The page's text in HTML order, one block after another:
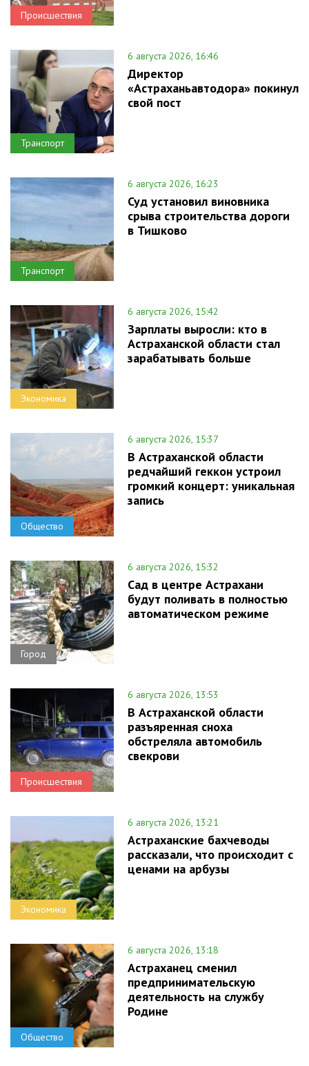
Происшествия
Транспорт
6 августа 2026, 16:46
Директор
«Астраханьавтодора» покинул
свой пост
Транспорт
6 августа 2026, 16:23
Суд установил виновника
срыва строительства дороги
в Тишково
Экономика
6 августа 2026, 15:42
Зарплаты выросли: кто в
Астраханской области стал
зарабатывать больше
Общество
6 августа 2026, 15:37
В Астраханской области
редчайший геккон устроил
громкий концерт: уникальная
запись
Город
6 августа 2026, 15:32
Сад в центре Астрахани
будут поливать в полностью
автоматическом режиме
Происшествия
6 августа 2026, 13:53
В Астраханской области
разъяренная сноха
обстреляла автомобиль
свекрови
Экономика
6 августа 2026, 13:21
Астраханские бахчеводы
рассказали, что происходит с
ценами на арбузы
Общество
6 августа 2026, 13:18
Астраханец сменил
предпринимательскую
деятельность на службу
Родине